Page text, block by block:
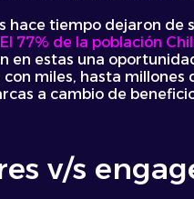
hace tiempo dejaron
El 77% de la población
en estas una
miles, hasta
a cambio de
v/s